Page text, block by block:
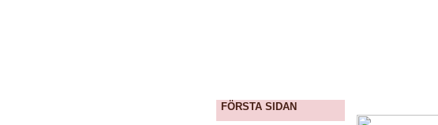
FÖRSTA SIDAN